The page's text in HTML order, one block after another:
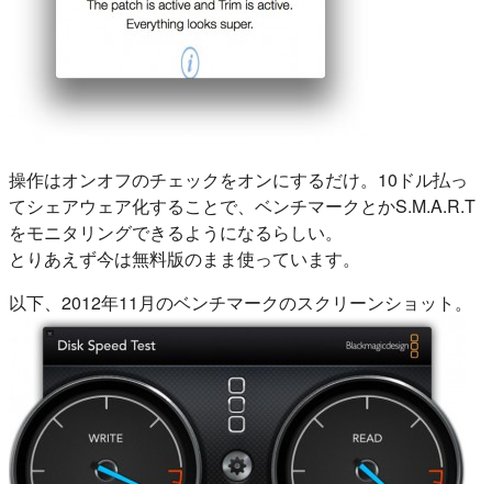
操作はオンオフのチェックをオンにするだけ。10ドル払っ
てシェアウェア化することで、ベンチマークとかS.M.A.R.T
をモニタリングできるようになるらしい。
とりあえず今は無料版のまま使っています。
以下、2012年11月のベンチマークのスクリーンショット。